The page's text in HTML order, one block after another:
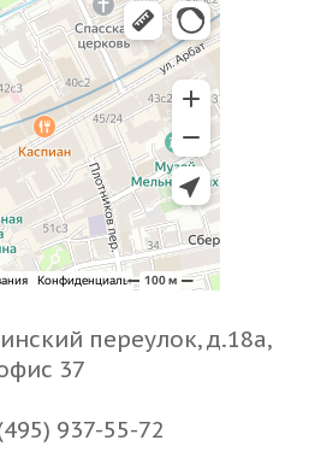
переулок, д.18a,
37
937-55-72